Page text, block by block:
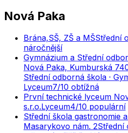
Nová Paka
Brána,SŠ, ZŠ a MŠStřední
náročnější
Gymnázium a Střední
Nová Paka, Kumburská
Střední odborná škola ·
Lyceum7/10 obtížná
První technické lyceum
s.r.o.Lyceum4/10 populární
Střední škola gastronomie
Masarykovo nám. 2Střední